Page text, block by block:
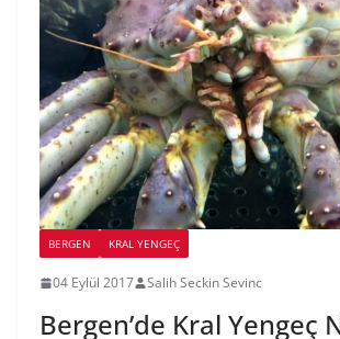
BERGEN KRAL YENGEÇ
04 Eylül 2017 Salih Seckin Sevinc
Bergen’de Kral Yengeç